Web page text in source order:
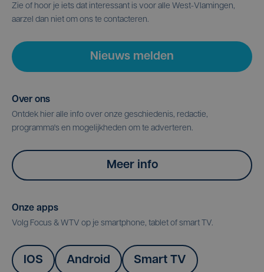
Zie of hoor je iets dat interessant is voor alle West-Vlamingen,
aarzel dan niet om ons te contacteren.
Nieuws melden
Over ons
Ontdek hier alle info over onze geschiedenis, redactie,
programma's en mogelijkheden om te adverteren.
Meer info
Onze apps
Volg Focus & WTV op je smartphone, tablet of smart TV.
IOS Android Smart TV